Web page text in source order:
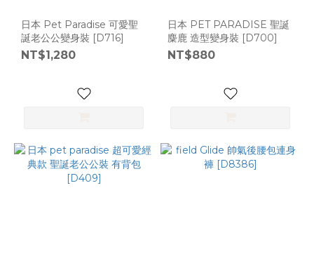
日本 Pet Paradise 可愛聖
誕老公公變身裝 [D716]
NT$1,280
日本 PET PARADISE 聖誕
麋鹿 造型變身裝 [D700]
NT$880